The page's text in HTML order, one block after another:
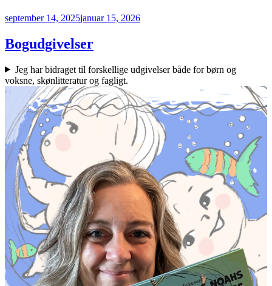
Udgivet
september 14, 2025januar 15, 2026
Bogudgivelser
Jeg har bidraget til forskellige udgivelser både for børn og
voksne, skønlitteratur og fagligt.